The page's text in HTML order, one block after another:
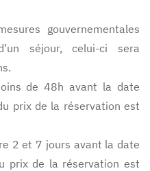
gouvernementales
séjour, celui-ci sera
de 48h avant la date
prix de la réservation est
2 et 7 jours avant la date
prix de la réservation est